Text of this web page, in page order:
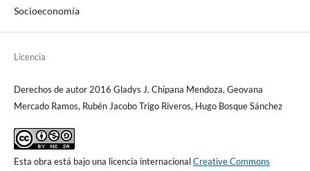
Socioeconomía
Licencia
Derechos de autor 2016 Gladys J. Chipana Mendoza, Geovana
Mercado Ramos, Rubén Jacobo Trigo Riveros, Hugo Bosque Sánchez
Esta obra está bajo una licencia internacionalCreative Commons